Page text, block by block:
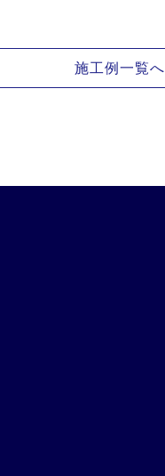
施工例一覧へ